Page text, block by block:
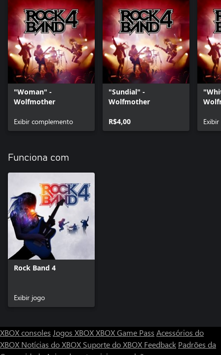
"Woman" -
Wolfmother
Exibir complemento
"Sundial" -
Wolfmother
R$4,00
Funciona com
Rock Band 4
Exibir jogo
XBOX consoles Jogos XBOXXBOX Game Pass Acessórios do
XBOX Notícias do XBOX Suporte do XBOX Feedback Padrões da